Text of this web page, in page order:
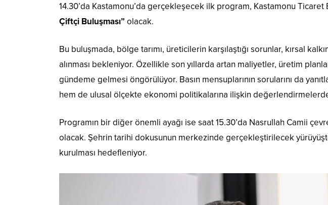
14.30’da Kastamonu’da gerçekleşecek ilk program, Kastamonu Ticaret
Çiftçi Buluşması” olacak.
Bu buluşmada, bölge tarımı, üreticilerin karşılaştığı sorunlar, kırsal
alınması bekleniyor. Özellikle son yıllarda artan maliyetler, üretim
gündeme gelmesi öngörülüyor. Basın mensuplarının sorularını da
hem de ulusal ölçekte ekonomi politikalarına ilişkin
Programın bir diğer önemli ayağı ise saat 15.30’da Nasrullah Camii
olacak. Şehrin tarihi dokusunun merkezinde gerçekleştirilecek
kurulması hedefleniyor.